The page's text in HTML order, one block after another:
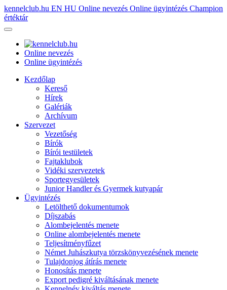
kennelclub.hu EN HU Online nevezés Online ügyintézés Champion
értéktár
Online nevezés
Online ügyintézés
Kezdőlap
Kereső
Hírek
Galériák
Archívum
Szervezet
Vezetőség
Bírók
Bírói testületek
Fajtaklubok
Vidéki szervezetek
Sportegyesületek
Junior Handler és Gyermek kutyapár
Ügyintézés
Letölthető dokumentumok
Díjszabás
Alombejelentés menete
Online alombejelentés menete
Teljesítményfűzet
Német Juhászkutya törzskönyvezésének menete
Tulajdonjog átírás menete
Honosítás menete
Export pedigré kiváltásának menete